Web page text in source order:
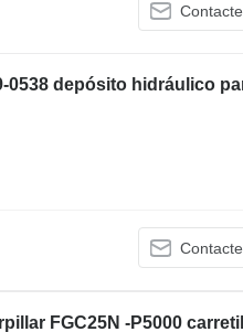
FGC25N -P5000